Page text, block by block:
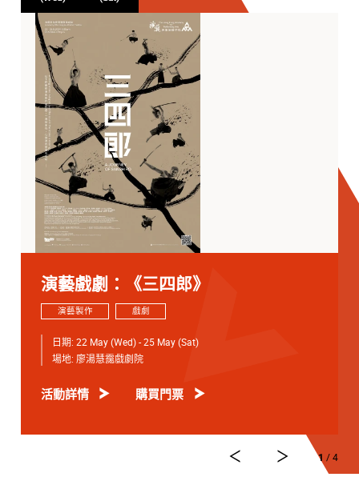
演藝戲劇：《三四郎》
演藝製作 戲劇
日期: 22 May (Wed) - 25 May (Sat)
場地: 廖湯慧靄戲劇院
活動詳情 購買門票
1 / 4